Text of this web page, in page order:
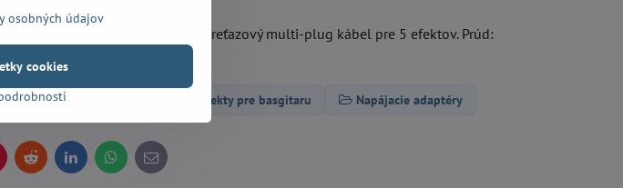
obsahuje napájací zdroj a reťazový multi-plug kábel pre 5 efektov. Prúd:
Zdroje Efekty pre basgitaru Napájacie adaptéry
RedditLinkedInWhatsApp
E-
mail
osobných údajov
cookies